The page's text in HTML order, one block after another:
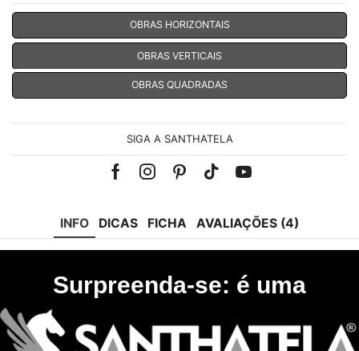
OBRAS HORIZONTAIS
OBRAS VERTICAIS
OBRAS QUADRADAS
SIGA A SANTHATELA
FacebookInstagramPinterest
Tik-Youtube
INFO DICAS FICHA AVALIAÇÕES (4)
Surpreenda-se: é uma